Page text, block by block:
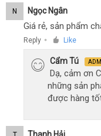
N Ngọc Ngân
Giá rẻ, sản phẩm
Reply ● Like
Cẩm Tú
Dạ, cảm ơn
những sản
được hàng
Thanh Hải